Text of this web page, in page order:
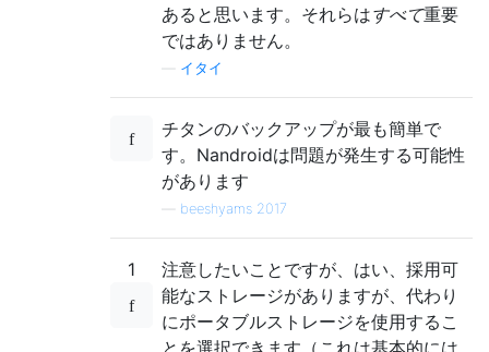
あると思います。それらはすべて重要
ではありません。
イタイ
チタンのバックアップが最も簡単で
す。Nandroidは問題が発生する可能性
があります
beeshyams 2017
1
注意したいことですが、はい、採用可
能なストレージがありますが、代わり
にポータブルストレージを使用するこ
とを選択できます（これは基本的には